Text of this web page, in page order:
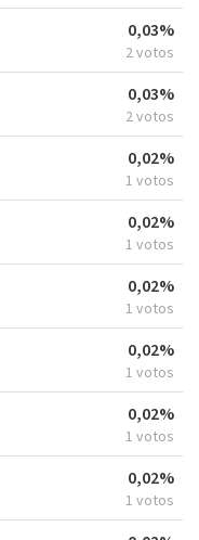
0,03%
2 votos
0,03%
2 votos
0,02%
1 votos
0,02%
1 votos
0,02%
1 votos
0,02%
1 votos
0,02%
1 votos
0,02%
1 votos